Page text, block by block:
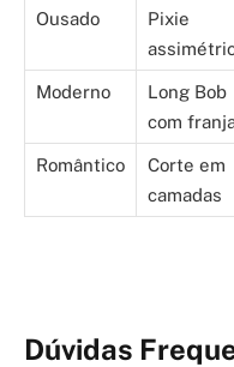
Ousado
Pixie
Moderno
Long Bob
com
Romântico
Corte em
camadas
Dúvidas